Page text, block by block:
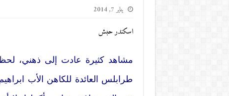
يناير 7, 2014
اسكندر حبش
مشاهد كثيرة عادت إلى ذهني،
طرابلس العائدة للكاهن الأب